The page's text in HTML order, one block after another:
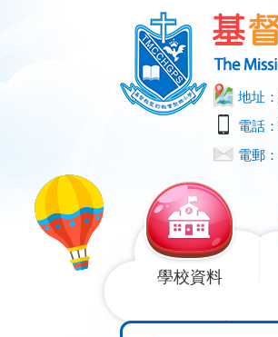
地址：
電話：
電郵：
學校資料